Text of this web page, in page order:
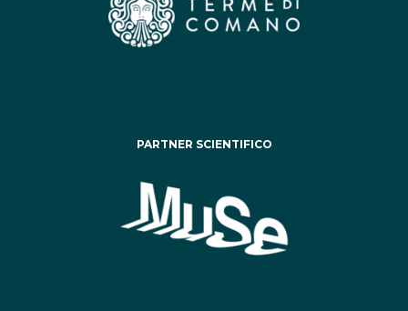
PARTNER SCIENTIFICO